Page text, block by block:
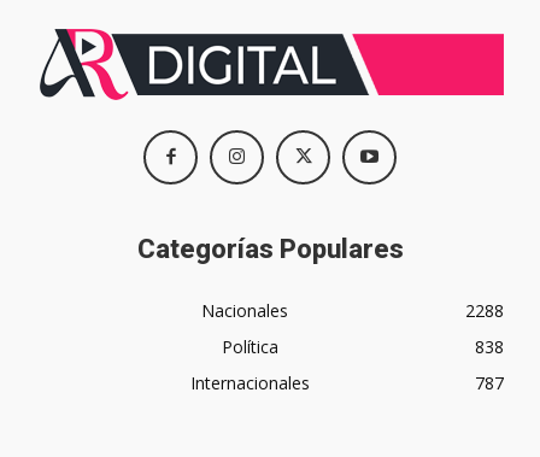
Categorías Populares
Nacionales
2288
Política
838
Internacionales
787